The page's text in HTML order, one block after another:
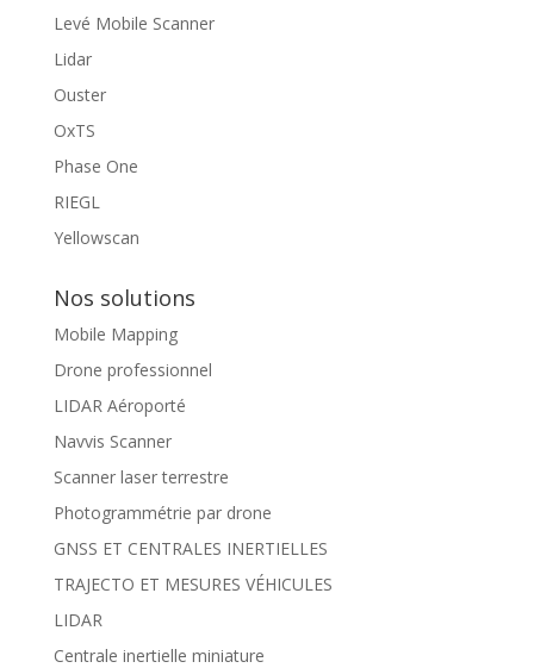
Levé Mobile Scanner
Lidar
Ouster
OxTS
Phase One
RIEGL
Yellowscan
Nos solutions
Mobile Mapping
Drone professionnel
LIDAR Aéroporté
Navvis Scanner
Scanner laser terrestre
Photogrammétrie par drone
GNSS ET CENTRALES INERTIELLES
TRAJECTO ET MESURES VÉHICULES
LIDAR
Centrale inertielle miniature